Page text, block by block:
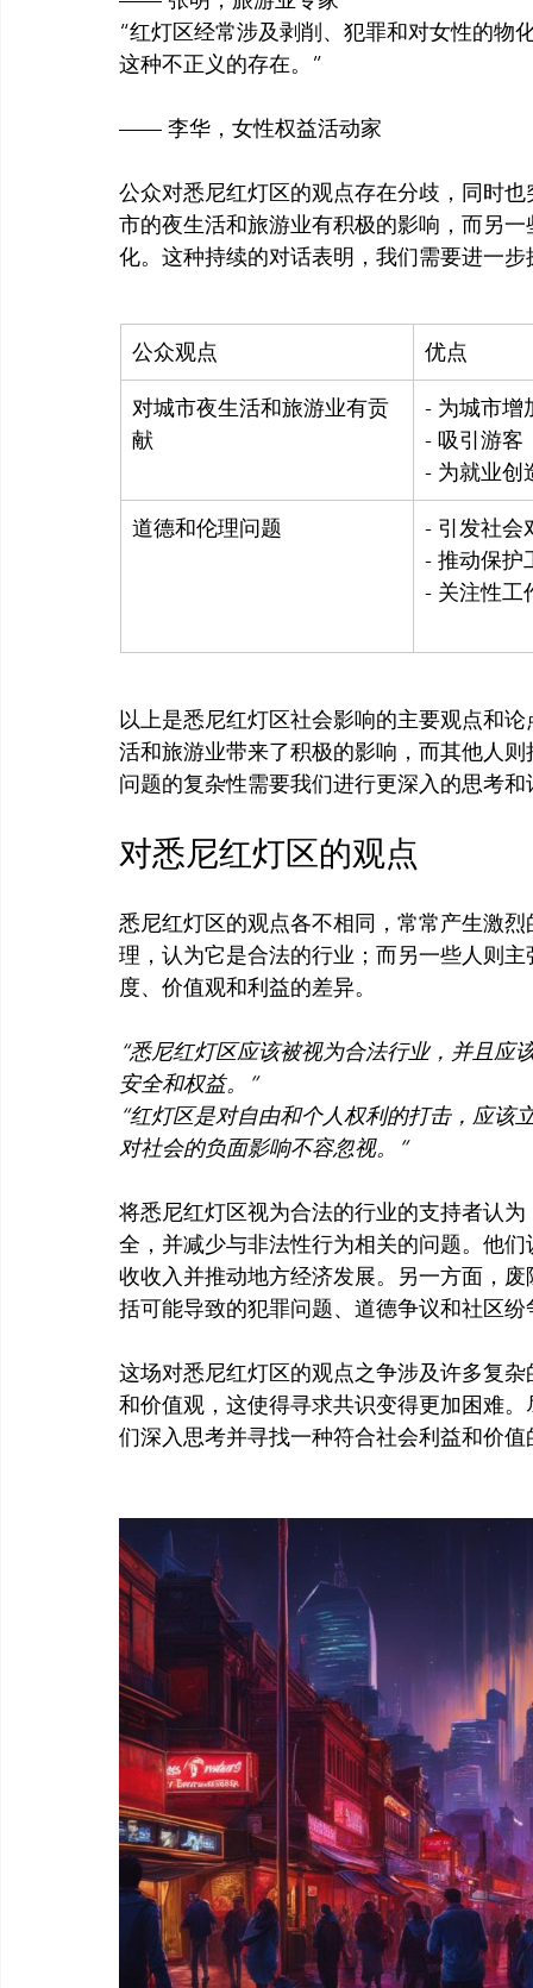
“红灯区经常涉及剥削、犯罪和对女性的物
这种不正义的存在。”
—— 李华，女性权益活动家
公众对悉尼红灯区的观点存在分歧，同时
市的夜生活和旅游业有积极的影响，而另
公众观点 优点
对城市夜生活和旅游业有贡
献
- 为城市增
- 吸引游客
- 为就业创
道德和伦理问题
- 引发社会
- 推动保护
- 关注性工
以上是悉尼红灯区社会影响的主要观点和
活和旅游业带来了积极的影响，而其他人
对悉尼红灯区的观点
悉尼红灯区的观点各不相同，常常产生激
理，认为它是合法的行业；而另一些人则
“悉尼红灯区应该被视为合法行业，并且应
安全和权益。”
“红灯区是对自由和个人权利的打击，应该
对社会的负面影响不容忽视。”
将悉尼红灯区视为合法的行业的支持者认
全，并减少与非法性行为相关的问题。他
收收入并推动地方经济发展。另一方面，
括可能导致的犯罪问题、道德争议和社区纷
这场对悉尼红灯区的观点之争涉及许多复
和价值观，这使得寻求共识变得更加困难
们深入思考并寻找一种符合社会利益和价